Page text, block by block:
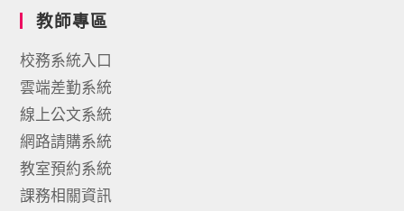
教師專區
校務系統入口
雲端差勤系統
線上公文系統
網路請購系統
教室預約系統
課務相關資訊